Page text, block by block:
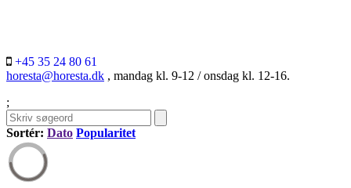
+45 35 24 80 61
horesta@horesta.dk , mandag kl. 9-12 / onsdag kl. 12-16.
;
Sortér: Dato Popularitet